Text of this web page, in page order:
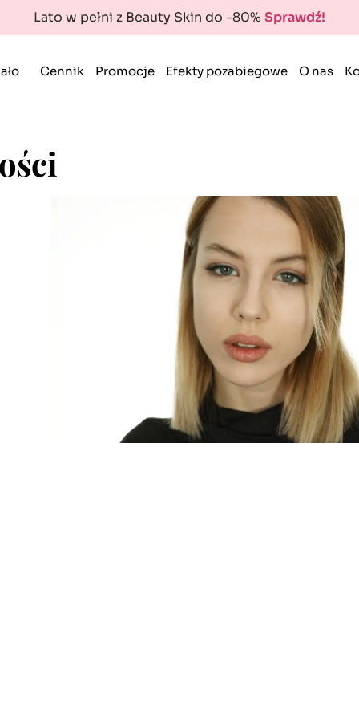
Lato w pełni z Beauty Skin do -80% Sprawdź!
Cennik Promocje Efekty pozabiegowe O nas